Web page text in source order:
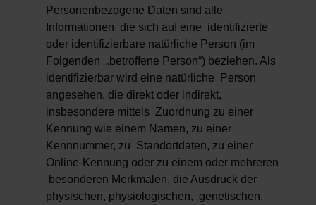
Personenbezogene Daten sind alle
Informationen, die sich auf eine identifizierte
oder identifizierbare natürliche Person (im
Folgenden „betroffene Person“) beziehen. Als
identifizierbar wird eine natürliche Person
angesehen, die direkt oder indirekt,
insbesondere mittels Zuordnung zu einer
Kennung wie einem Namen, zu einer
Kennnummer, zu Standortdaten, zu einer
Online-Kennung oder zu einem oder mehreren
besonderen Merkmalen, die Ausdruck der
physischen, physiologischen, genetischen,